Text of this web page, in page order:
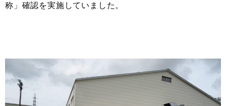
称」確認を実施していました。